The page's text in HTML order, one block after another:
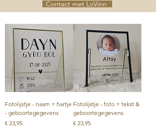
Contact met LoVinn
Fotolijstje - naam + hartje
- geboortegegevens
Prijs
€ 23,95
Fotolijstje - foto + tekst &
geboortegegevens
Prijs
€ 23,95